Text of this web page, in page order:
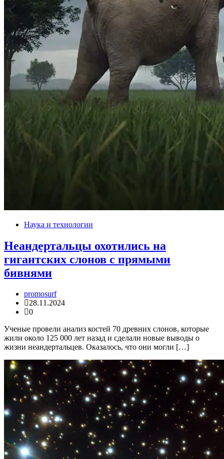
Наука и технологии
Неандертальцы охотились на
гигантских слонов с прямыми
бивнями
promosurf
28.11.2024
0
Ученые провели анализ костей 70 древних слонов, которые
жили около 125 000 лет назад и сделали новые выводы о
жизни неандертальцев. Оказалось, что они могли […]